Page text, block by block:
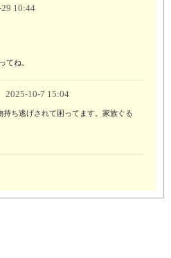
10:44
ね。
2025-10-7 15:04
ち逃げされて困ってます。家族ぐる